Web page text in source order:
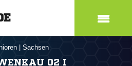
Sachsen
02 I